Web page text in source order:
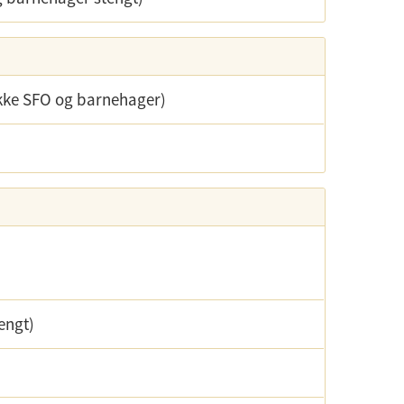
SFO og barnehager)